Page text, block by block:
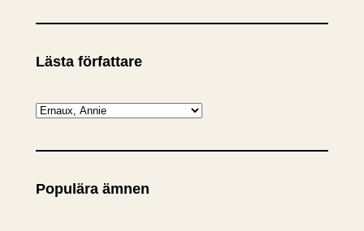
Lästa författare
K
t
g
Populära ämnen